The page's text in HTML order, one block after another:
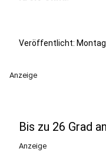
Veröffentlicht:
Anzeige
Bis zu 26 Grad
Anzeige